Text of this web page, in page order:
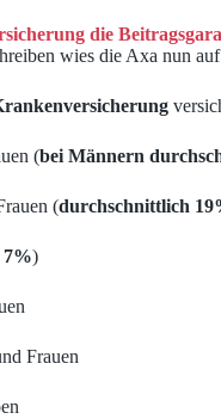
die
wies die Axa nun
(bei Männern
(durchschnittlich
7%)
Frauen